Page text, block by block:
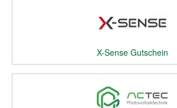
X-Sense Gutschein